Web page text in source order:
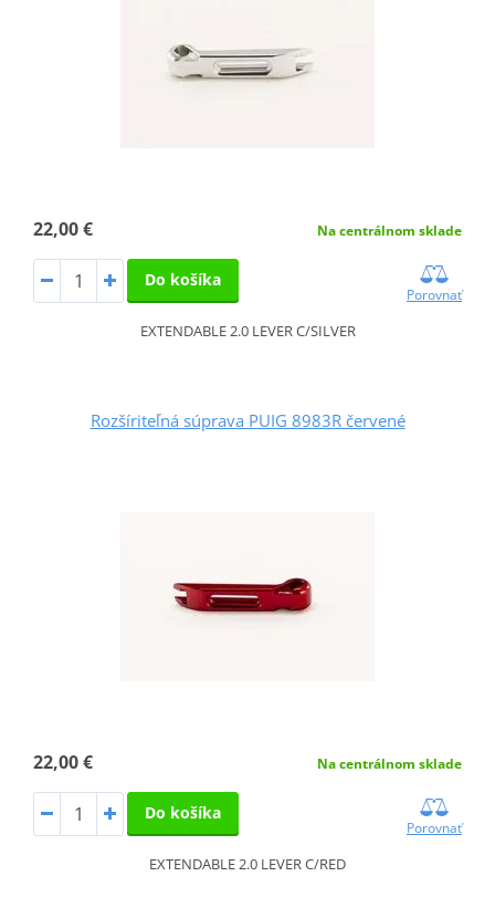
22,00 € Na centrálnom sklade
Do košíka
Porovnať
EXTENDABLE 2.0 LEVER C/SILVER
Rozšíriteľná súprava PUIG 8983R červené
22,00 € Na centrálnom sklade
Do košíka
Porovnať
EXTENDABLE 2.0 LEVER C/RED